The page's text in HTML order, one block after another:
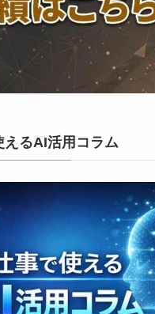
えるAI活用コラム